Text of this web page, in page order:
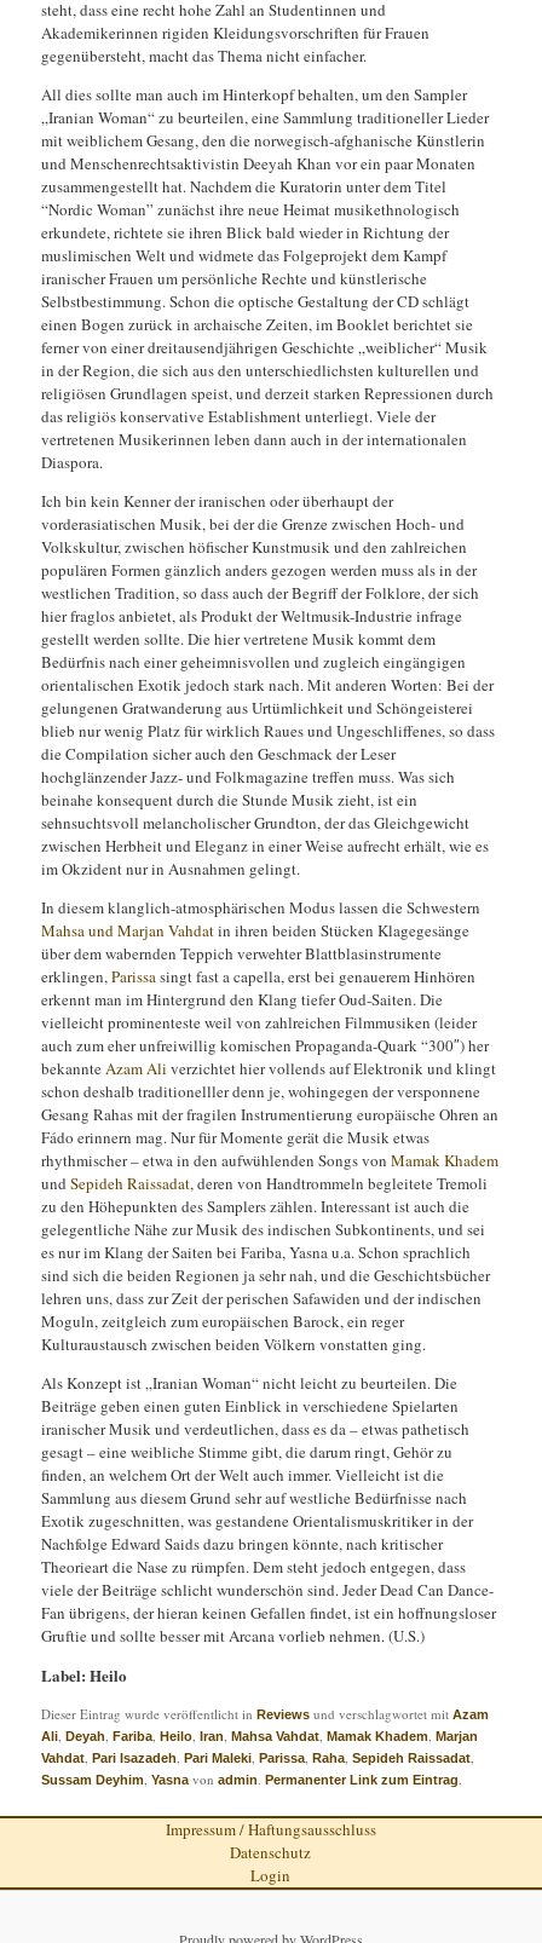
steht, dass eine recht hohe Zahl an Studentinnen und
Akademikerinnen rigiden Kleidungsvorschriften für Frauen
gegenübersteht, macht das Thema nicht einfacher.
All dies sollte man auch im Hinterkopf behalten, um den Sampler
„Iranian Woman“ zu beurteilen, eine Sammlung traditioneller Lieder
mit weiblichem Gesang, den die norwegisch-afghanische Künstlerin
und Menschenrechtsaktivistin Deeyah Khan vor ein paar Monaten
zusammengestellt hat. Nachdem die Kuratorin unter dem Titel
“Nordic Woman” zunächst ihre neue Heimat musikethnologisch
erkundete, richtete sie ihren Blick bald wieder in Richtung der
muslimischen Welt und widmete das Folgeprojekt dem Kampf
iranischer Frauen um persönliche Rechte und künstlerische
Selbstbestimmung. Schon die optische Gestaltung der CD schlägt
einen Bogen zurück in archaische Zeiten, im Booklet berichtet sie
ferner von einer dreitausendjährigen Geschichte „weiblicher“ Musik
in der Region, die sich aus den unterschiedlichsten kulturellen und
religiösen Grundlagen speist, und derzeit starken Repressionen durch
das religiös konservative Establishment unterliegt. Viele der
vertretenen Musikerinnen leben dann auch in der internationalen
Diaspora.
Ich bin kein Kenner der iranischen oder überhaupt der
vorderasiatischen Musik, bei der die Grenze zwischen Hoch- und
Volkskultur, zwischen höfischer Kunstmusik und den zahlreichen
populären Formen gänzlich anders gezogen werden muss als in der
westlichen Tradition, so dass auch der Begriff der Folklore, der sich
hier fraglos anbietet, als Produkt der Weltmusik-Industrie infrage
gestellt werden sollte. Die hier vertretene Musik kommt dem
Bedürfnis nach einer geheimnisvollen und zugleich eingängigen
orientalischen Exotik jedoch stark nach. Mit anderen Worten: Bei der
gelungenen Gratwanderung aus Urtümlichkeit und Schöngeisterei
blieb nur wenig Platz für wirklich Raues und Ungeschliffenes, so dass
die Compilation sicher auch den Geschmack der Leser
hochglänzender Jazz- und Folkmagazine treffen muss. Was sich
beinahe konsequent durch die Stunde Musik zieht, ist ein
sehnsuchtsvoll melancholischer Grundton, der das Gleichgewicht
zwischen Herbheit und Eleganz in einer Weise aufrecht erhält, wie es
im Okzident nur in Ausnahmen gelingt.
In diesem klanglich-atmosphärischen Modus lassen die Schwestern
Mahsa und Marjan Vahdatin ihren beiden Stücken Klagegesänge
über dem wabernden Teppich verwehter Blattblasinstrumente
erklingen,Parissasingt fast a capella, erst bei genauerem Hinhören
erkennt man im Hintergrund den Klang tiefer Oud-Saiten. Die
vielleicht prominenteste weil von zahlreichen Filmmusiken (leider
auch zum eher unfreiwillig komischen Propaganda-Quark “300″) her
bekannteAzam Ali verzichtet hier vollends auf Elektronik und klingt
schon deshalb traditionelller denn je, wohingegen der versponnene
Gesang Rahas mit der fragilen Instrumentierung europäische Ohren an
Fádo erinnern mag. Nur für Momente gerät die Musik etwas
rhythmischer – etwa in den aufwühlenden Songs vonMamak Khadem
undSepideh Raissadat, deren von Handtrommeln begleitete Tremoli
zu den Höhepunkten des Samplers zählen. Interessant ist auch die
gelegentliche Nähe zur Musik des indischen Subkontinents, und sei
es nur im Klang der Saiten bei Fariba, Yasna u.a. Schon sprachlich
sind sich die beiden Regionen ja sehr nah, und die Geschichtsbücher
lehren uns, dass zur Zeit der perischen Safawiden und der indischen
Moguln, zeitgleich zum europäischen Barock, ein reger
Kulturaustausch zwischen beiden Völkern vonstatten ging.
Als Konzept ist „Iranian Woman“ nicht leicht zu beurteilen. Die
Beiträge geben einen guten Einblick in verschiedene Spielarten
iranischer Musik und verdeutlichen, dass es da – etwas pathetisch
gesagt – eine weibliche Stimme gibt, die darum ringt, Gehör zu
finden, an welchem Ort der Welt auch immer. Vielleicht ist die
Sammlung aus diesem Grund sehr auf westliche Bedürfnisse nach
Exotik zugeschnitten, was gestandene Orientalismuskritiker in der
Nachfolge Edward Saids dazu bringen könnte, nach kritischer
Theorieart die Nase zu rümpfen. Dem steht jedoch entgegen, dass
viele der Beiträge schlicht wunderschön sind. Jeder Dead Can Dance-
Fan übrigens, der hieran keinen Gefallen findet, ist ein hoffnungsloser
Gruftie und sollte besser mit Arcana vorlieb nehmen. (U.S.)
Label: Heilo
Dieser Eintrag wurde veröffentlicht inReviews und verschlagwortet mitAzam
Ali,Deyah,Fariba,Heilo,Iran,Mahsa Vahdat,Mamak Khadem,Marjan
Vahdat,Pari Isazadeh,Pari Maleki,Parissa,Raha,Sepideh Raissadat,
Sussam Deyhim,Yasnavonadmin.Permanenter Link zum Eintrag.
Impressum / Haftungsausschluss
Datenschutz
Login
Proudly powered by WordPress